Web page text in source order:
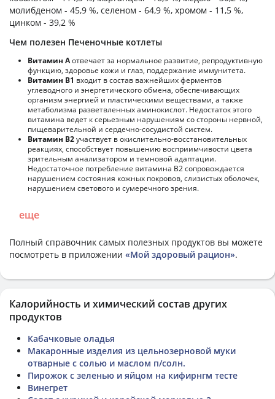
молибденом - 45,9 %, селеном - 64,9 %, хромом - 11,5 %,
цинком - 39,2 %
Чем полезен Печеночные котлеты
Витамин Аотвечает за нормальное развитие, репродуктивную
функцию, здоровье кожи и глаз, поддержание иммунитета.
Витамин В1 входит в состав важнейших ферментов
углеводного и энергетического обмена, обеспечивающих
организм энергией и пластическими веществами, а также
метаболизма разветвленных аминокислот. Недостаток этого
витамина ведет к серьезным нарушениям со стороны нервной,
пищеварительной и сердечно-сосудистой систем.
Витамин В2участвует в окислительно-восстановительных
реакциях, способствует повышению восприимчивости цвета
зрительным анализатором и темновой адаптации.
Недостаточное потребление витамина В2 сопровождается
нарушением состояния кожных покровов, слизистых оболочек,
нарушением светового и сумеречного зрения.
еще
Полный справочник самых полезных продуктов вы можете
посмотреть в приложении «Мой здоровый рацион».
Калорийность и химический состав других
продуктов
Кабачковые оладья
Макаронные изделия из цельнозерновой муки
отварные с солью и маслом п/солн.
Пирожок с зеленью и яйцом на кифирнгм тесте
Винегрет